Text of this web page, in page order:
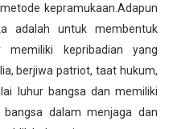
kepramukaan.Adapun
adalah untuk membentuk
kepribadian yang
berjiwa patriot, taat hukum,
luhur bangsa dan memiliki
bangsa dalam menjaga dan